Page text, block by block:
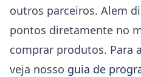
outros parceiros. Alem
pontos diretamente no
comprar produtos. Para
veja nosso guia de